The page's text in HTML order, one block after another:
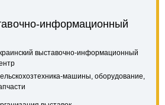
информационный
выставочно-информационный
машины, оборудование,